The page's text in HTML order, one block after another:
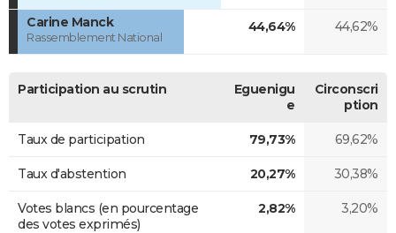
Carine Manck
Rassemblement National
44,64% 44,62%
Participation au scrutin
Eguenigu
e
Circonscri
ption
Taux de participation 79,73% 69,62%
Taux d'abstention 20,27% 30,38%
Votes blancs (en pourcentage
des votes exprimés)
2,82% 3,20%